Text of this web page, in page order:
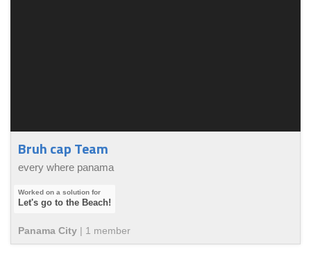
Bruh cap Team
every where panama
Let's go to the Beach!
Panama City | 1 member